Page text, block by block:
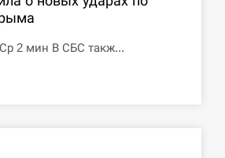
ЩЕ...
Ср 2 мин В СБС такж...